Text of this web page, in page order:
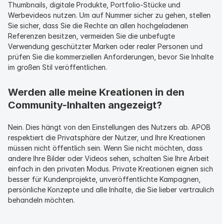
Thumbnails, digitale Produkte, Portfolio-Stücke und
Werbevideos nutzen. Um auf Nummer sicher zu gehen, stellen
Sie sicher, dass Sie die Rechte an allen hochgeladenen
Referenzen besitzen, vermeiden Sie die unbefugte
Verwendung geschützter Marken oder realer Personen und
prüfen Sie die kommerziellen Anforderungen, bevor Sie Inhalte
im großen Stil veröffentlichen.
Werden alle meine Kreationen in den
Community-Inhalten angezeigt?
Nein. Dies hängt von den Einstellungen des Nutzers ab. APOB
respektiert die Privatsphäre der Nutzer, und Ihre Kreationen
müssen nicht öffentlich sein. Wenn Sie nicht möchten, dass
andere Ihre Bilder oder Videos sehen, schalten Sie Ihre Arbeit
einfach in den privaten Modus. Private Kreationen eignen sich
besser für Kundenprojekte, unveröffentlichte Kampagnen,
persönliche Konzepte und alle Inhalte, die Sie lieber vertraulich
behandeln möchten.